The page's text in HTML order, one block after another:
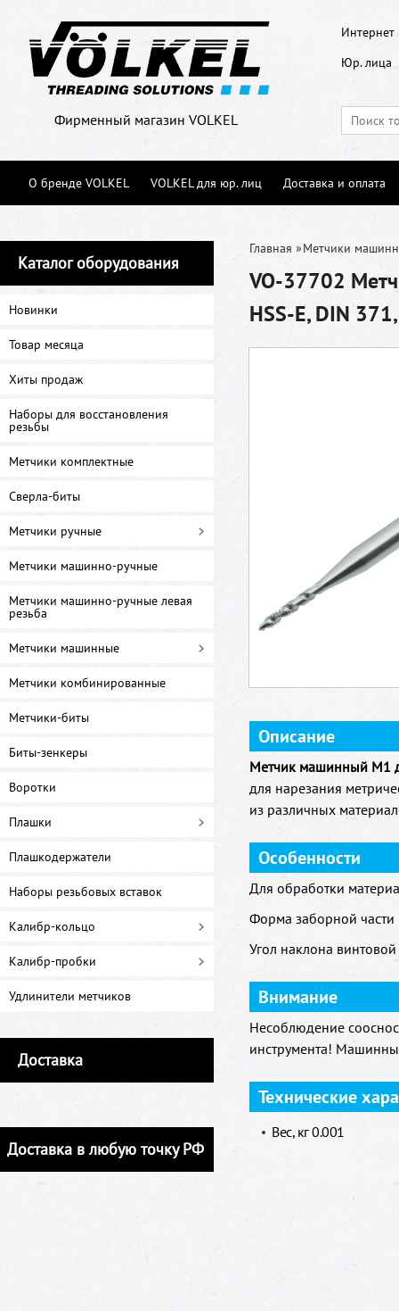
Фирменный магазин VOLKEL
Интернет
Юр. лица
О бренде VOLKEL VOLKEL для юр. лиц Доставка и оплата
Каталог оборудования
Новинки
Товар месяца
Хиты продаж
Наборы для восстановления
резьбы
Метчики комплектные
Сверла-биты
Метчики ручные
Метчики машинно-ручные
Метчики машинно-ручные левая
резьба
Метчики машинные
Метчики комбинированные
Метчики-биты
Биты-зенкеры
Воротки
Плашки
Плашкодержатели
Наборы резьбовых вставок
Калибр-кольцо
Калибр-пробки
Удлинители метчиков
Доставка
Доставка в любую точку РФ
Главная »Метчики
VO-37702
HSS-E, DIN
Описание
Метчик машинный M1
для нарезания
из различных
Особенности
Для обработки
Форма заборной части
Угол наклона
Внимание
Несоблюдение
инструмента!
Технические
Вес, кг 0.001